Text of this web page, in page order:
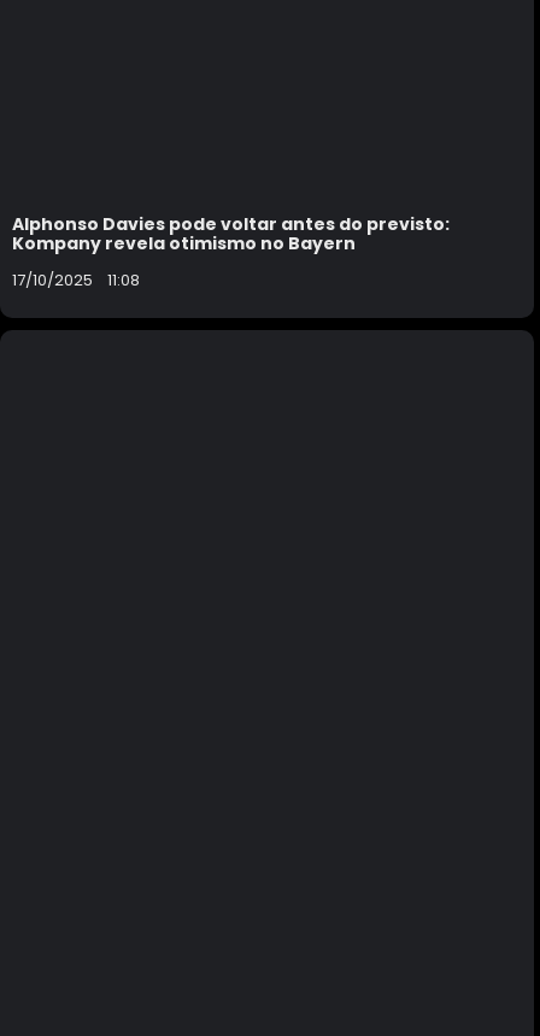
Alphonso Davies pode voltar antes do previsto:
Kompany revela otimismo no Bayern
17/10/2025 11:08